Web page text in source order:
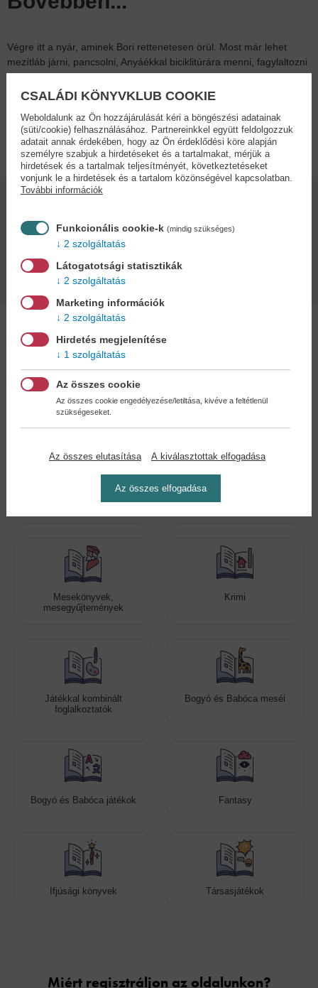
Végre itt a nyár, aminek Bori rettenetesen örül. Most már lehet
mezítláb járni, pancsolni, Anyáékkal biciklitúrára menni, fagylaltozni
és sötétedésig játszani a kertben. A nyár szuperül telik, még akkor
is, ha otthon nyaral az ember! 3+
Adatok
Kiadás dátuma:
2026
Kedvenc kategóriák
Mesekönyvek,
mesegyűjtemények
Krimi
Játékkal kombinált
foglalkoztatók
Bogyó és Babóca meséi
Bogyó és Babóca játékok Fantasy
Ifjúsági könyvek Társasjátékok
Miért regisztráljon az oldalunkon?
CSALÁDI KÖNYVKLUB COOKIE
Weboldalunk az Ön hozzájárulását kéri a böngészési adatainak
(süti/cookie) felhasználásához. Partnereinkkel együtt feldolgozzuk
adatait annak érdekében, hogy az Ön érdeklődési köre alapján
személyre szabjuk a hirdetéseket és a tartalmakat, mérjük a
hirdetések és a tartalmak teljesítményét, következtetéseket
vonjunk le a hirdetések és a tartalom közönségével kapcsolatban.
További információk
Funkcionális cookie-k (mindig szükséges)
2 szolgáltatás
Látogatotsági statisztikák
2 szolgáltatás
Marketing információk
2 szolgáltatás
Hirdetés megjelenítése
1 szolgáltatás
Az összes cookie
Az összes cookie engedélyezése/letiltása, kivéve a feltétlenül
szükségeseket.
Az összes elutasítása A kiválasztottak elfogadása
Az összes elfogadása